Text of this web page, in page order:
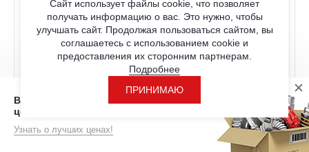
Расходные материалы
Перчатки
Скотч, изолента
Вы находитесь на странице с розничными
ценами
Узнать о лучших ценах!
Сайт использует файлы cookie, что позволяет
получать информацию о вас. Это нужно, чтобы
улучшать сайт. Продолжая пользоваться сайтом, вы
соглашаетесь с использованием cookie и
предоставления их сторонним партнерам.
Подробнее
ПРИНИМАЮ